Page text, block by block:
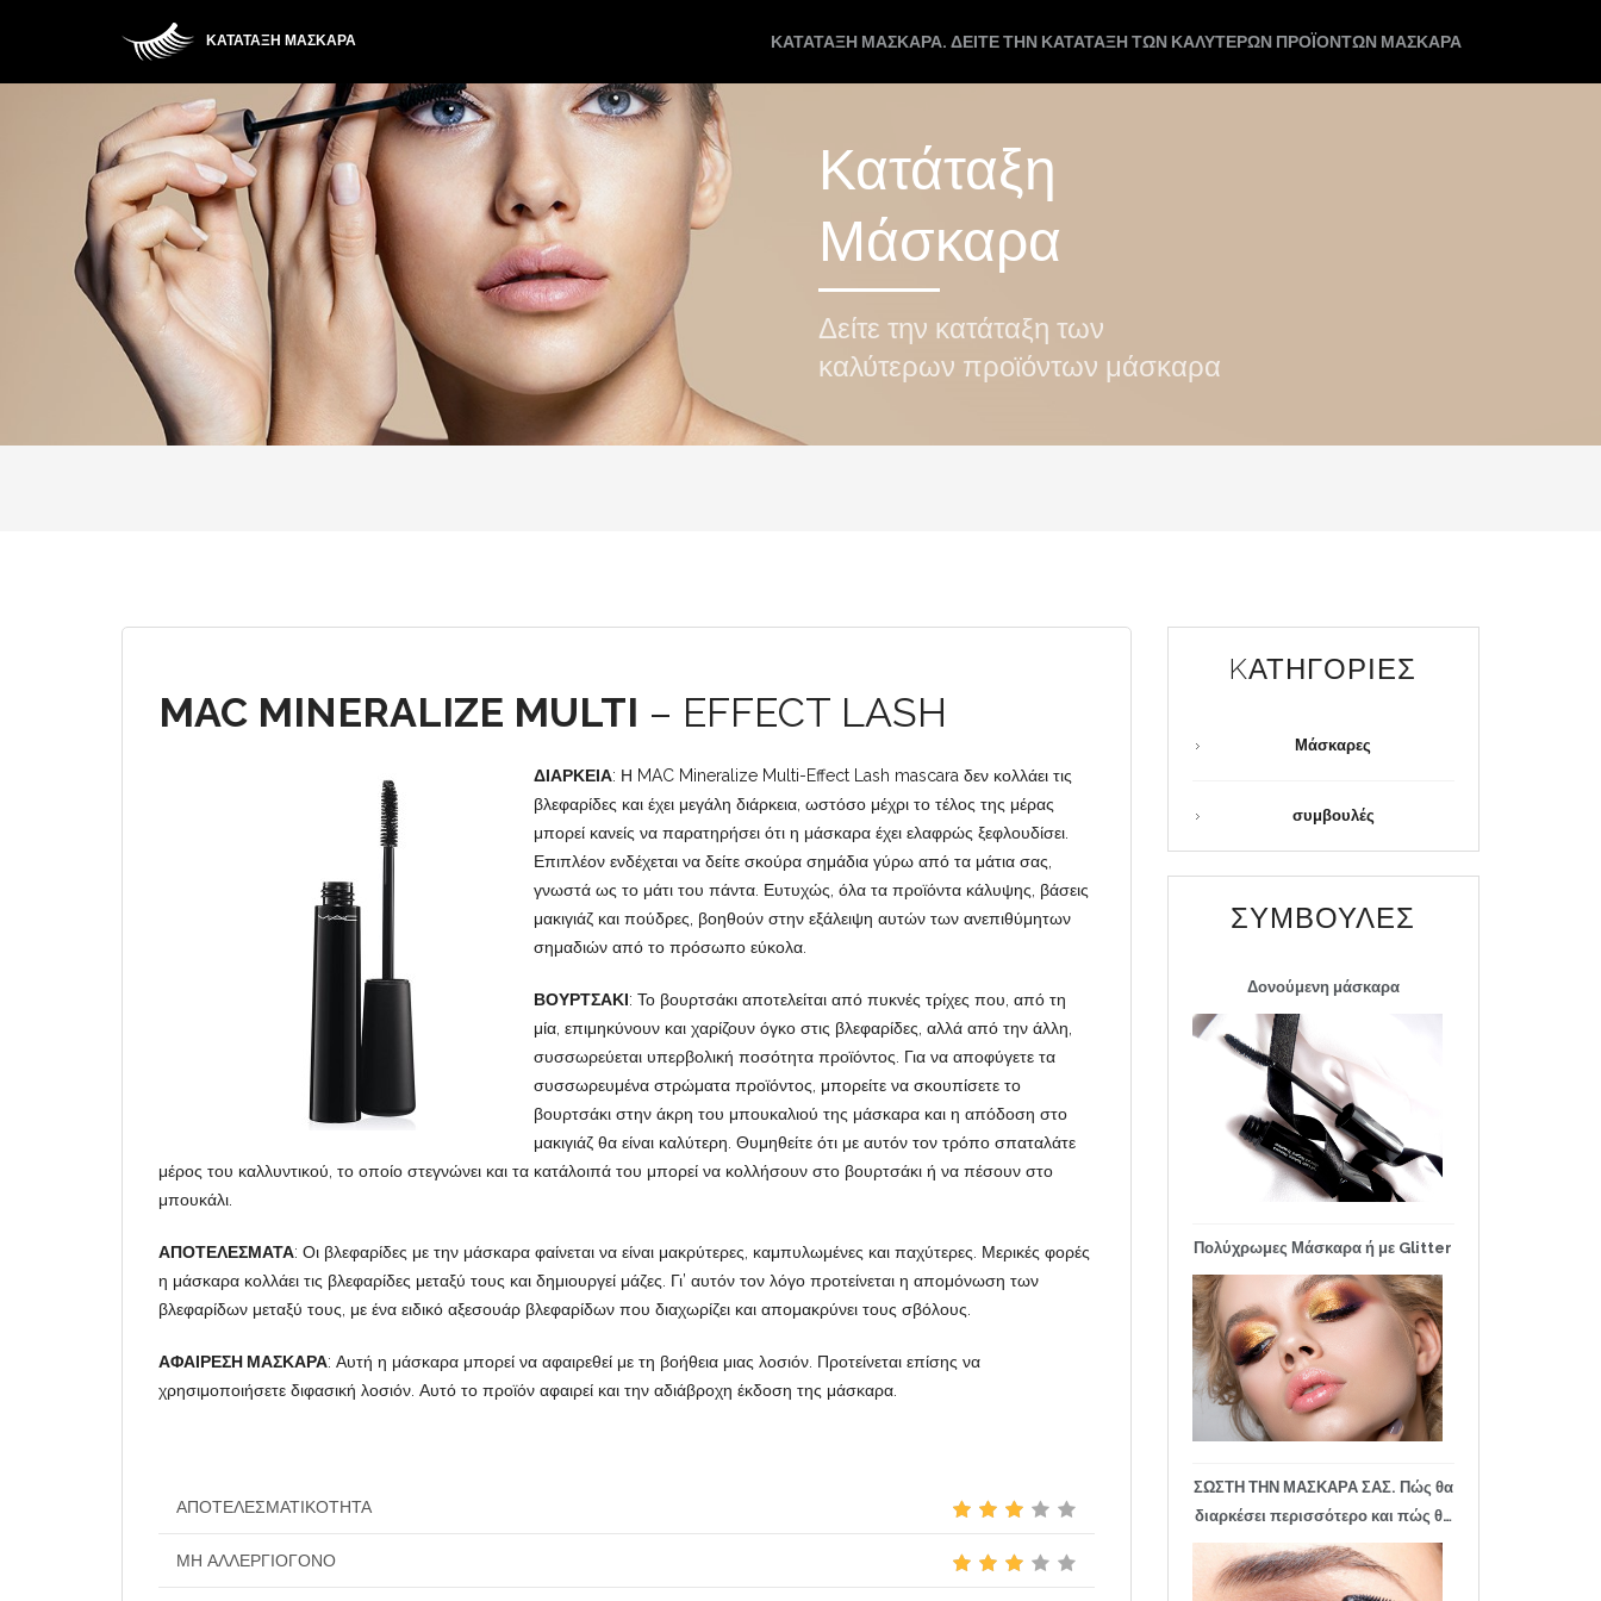
ΚΑΤΆΤΑΞΗ ΜΆΣΚΑΡΑ ΚΑΤΆΤΑΞΗ ΜΆΣΚΑΡΑ. ΔΕΊΤΕ ΤΗΝ ΚΑΤΆΤΑΞΗ ΤΩΝ ΚΑΛΎΤΕΡΩΝ ΠΡΟΪΌΝΤΩΝ ΜΆΣΚΑΡΑ
Κατάταξη
Μάσκαρα
Δείτε την κατάταξη των
καλύτερων προϊόντων μάσκαρα
MAC MINERALIZE MULTI – EFFECT LASH
ΔΙΑΡΚΕΙΑ: Η MAC Mineralize Multi-Effect Lash mascara δεν κολλάει τις
βλεφαρίδες και έχει μεγάλη διάρκεια, ωστόσο μέχρι το τέλος της μέρας
μπορεί κανείς να παρατηρήσει ότι η μάσκαρα έχει ελαφρώς ξεφλουδίσει.
Επιπλέον ενδέχεται να δείτε σκούρα σημάδια γύρω από τα μάτια σας,
γνωστά ως το μάτι του πάντα. Ευτυχώς, όλα τα προϊόντα κάλυψης, βάσεις
μακιγιάζ και πούδρες, βοηθούν στην εξάλειψη αυτών των ανεπιθύμητων
σημαδιών από το πρόσωπο εύκολα.
ΒΟΥΡΤΣΑΚΙ: Το βουρτσάκι αποτελείται από πυκνές τρίχες που, από τη
μία, επιμηκύνουν και χαρίζουν όγκο στις βλεφαρίδες, αλλά από την άλλη,
συσσωρεύεται υπερβολική ποσότητα προϊόντος. Για να αποφύγετε τα
συσσωρευμένα στρώματα προϊόντος, μπορείτε να σκουπίσετε το
βουρτσάκι στην άκρη του μπουκαλιού της μάσκαρα και η απόδοση στο
μακιγιάζ θα είναι καλύτερη. Θυμηθείτε ότι με αυτόν τον τρόπο σπαταλάτε
μέρος του καλλυντικού, το οποίο στεγνώνει και τα κατάλοιπά του μπορεί να κολλήσουν στο βουρτσάκι ή να πέσουν στο
μπουκάλι.
ΑΠΟΤΕΛΕΣΜΑΤΑ: Οι βλεφαρίδες με την μάσκαρα φαίνεται να είναι μακρύτερες, καμπυλωμένες και παχύτερες. Μερικές φορές
η μάσκαρα κολλάει τις βλεφαρίδες μεταξύ τους και δημιουργεί μάζες. Γι’ αυτόν τον λόγο προτείνεται η απομόνωση των
βλεφαρίδων μεταξύ τους, με ένα ειδικό αξεσουάρ βλεφαρίδων που διαχωρίζει και απομακρύνει τους σβόλους.
ΑΦΑΙΡΕΣΗ ΜΑΣΚΑΡΑ: Αυτή η μάσκαρα μπορεί να αφαιρεθεί με τη βοήθεια μιας λοσιόν. Προτείνεται επίσης να
χρησιμοποιήσετε διφασική λοσιόν. Αυτό το προϊόν αφαιρεί και την αδιάβροχη έκδοση της μάσκαρα.
ΑΠΟΤΕΛΕΣΜΑΤΙΚΌΤΗΤΑ
ΜΗ ΑΛΛΕΡΓΙΟΓΌΝΟ
KΑΤΗΓΟΡΊΕΣ
Μάσκαρες
συμβουλές
ΣΥΜΒΟΥΛΈΣ
Δονούμενη μάσκαρα
Πολύχρωμες Μάσκαρα ή με Glitter
ΣΩΣΤΗ ΤΗΝ ΜΑΣΚΑΡΑ ΣΑΣ. Πώς θα
διαρκέσει περισσότερο και πώς θα
αναζωογονηθεί η ξερή μάσκαρα;